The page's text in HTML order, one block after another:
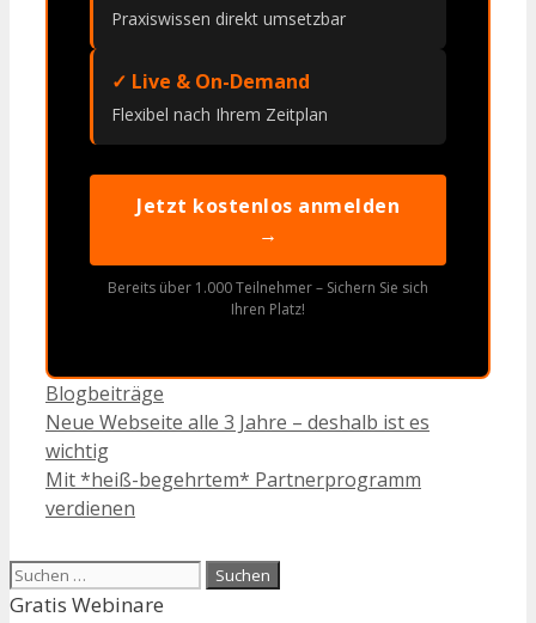
Praxiswissen direkt umsetzbar
✓ Live & On-Demand
Flexibel nach Ihrem Zeitplan
Jetzt kostenlos anmelden
→
Bereits über 1.000 Teilnehmer – Sichern Sie sich
Ihren Platz!
Kategorien
Blogbeiträge
Neue Webseite alle 3 Jahre – deshalb ist es
wichtig
Mit *heiß-begehrtem* Partnerprogramm
verdienen
Suchen
nach:
Gratis Webinare